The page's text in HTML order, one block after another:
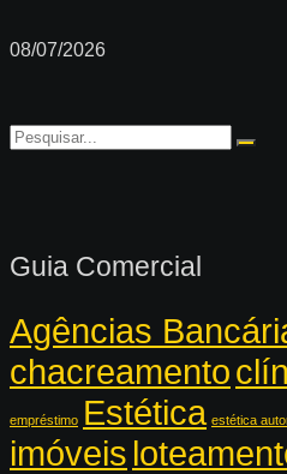
08/07/2026
Guia Comercial
Agências
chacreamento
empréstimo Estética estética
imóveis